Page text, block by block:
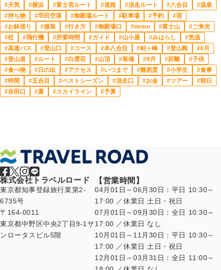
天気
横浜 富士宮ルート 道路 須走ルート 八合目
温泉
持ち物
羽田空港 御殿場ルート 駐車場 予約
宿
お鉢巡り
服装 行き方 御殿場口 nemo 富士山
ご来光
杖
飛行機 所要時間 ガイド 山小屋 みはらし
気温
高速バス
登山口 コース 本八合目 剣ヶ峰 登山靴
8月
登山道
ルート 白雲荘 山頂 装備 9月 距離
子供
食べ物
日の出 アクセス いつまで 難易度 小学生
食事
時間
五合目 ベストシーズン 須走口 お金 ツアー
朝日
吉田口
夏 スカイライン 予算
株式会社トラベルロード
東京都知事登録旅行業第2-
6735号
〒164-0011
東京都中野区中央2丁目9-1サ
ンロータスビル5階
【営業時間】
04月01日～06月30日：平日 10:30～
17:00 ／休業日 土日・祝日
07月01日～09月30日：全日 10:30～
17:00 ／休業日 なし
10月01日～11月30日：平日 10:30～
17:00 ／休業日 土日・祝日
12月01日～03月31日：全日 11:00～